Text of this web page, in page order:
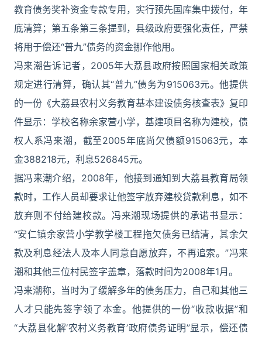
教育债务奖补资金专款专用，实行预先国库集中拨付，年
底清算；第五条第三条提到，县级政府要强化责任，严禁
将用于偿还“普九”债务的资金挪作他用。
冯来潮告诉记者，2005年大荔县政府按照国家相关政策
规定进行清算，确认其“普九”债务为915063元。他提供
的一份《大荔县农村义务教育基本建设债务核查表》复印
件显示：学校名称余家营小学，基建项目名称为建校，债
权人系冯来潮，截至2005年底尚欠债额915063元，本
金388218元，利息526845元。
据冯来潮介绍，2008年，他接到通知到大荔县教育局领
款时，工作人员却要求让他签字放弃建校贷款利息，如不
放弃则不付给建校款。冯来潮现场提供的承诺书显示：
“安仁镇余家营小学教学楼工程拖欠债务已结清，其余欠
款及利息经法人及本人同意自愿放弃，不再追索。”冯来
潮和其他三位村民签字盖章，落款时间为2008年1月。
冯来潮称，当时为了缓解多年的债务压力，自己和其他三
人才只能先签字领了本金。他提供的一份“收款收据”和
“大荔县化解‘农村义务教育’政府债务证明”显示，偿还债